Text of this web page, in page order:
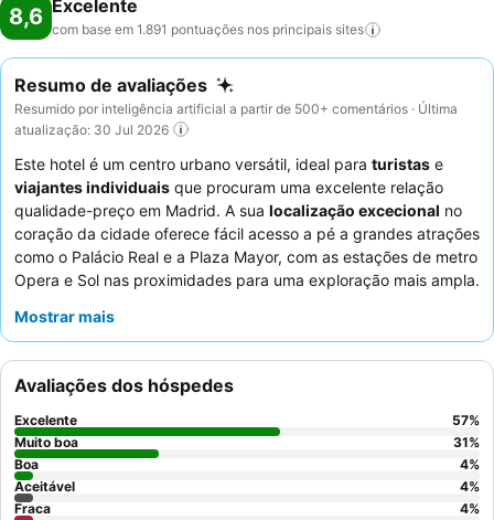
8,6 Excelente
com base em 1.891 pontuações nos principais sites
Resumo de avaliações
Resumido por inteligência artificial a partir de 500+ comentários · Última
atualização: 30 Jul 2026
Este hotel é um centro urbano versátil, ideal para turistas e
viajantes individuais que procuram uma excelente relação
qualidade-preço em Madrid. A sua localização excecional no
coração da cidade oferece fácil acesso a pé a grandes atrações
como o Palácio Real e a Plaza Mayor, com as estações de metro
Opera e Sol nas proximidades para uma exploração mais ampla.
controlo individual do ar condicionado
consistentemente os
particularmente a receção atenciosa e a eficiente equipa de
limpeza. Para uma experiência mais tranquila, os hóspedes
podem solicitar um quarto virado para o jardim.
Mostrar mais
Avaliações dos hóspedes
Excelente 57%
Muito boa
31%
Boa
4%
Aceitável
4%
Fraca
4%